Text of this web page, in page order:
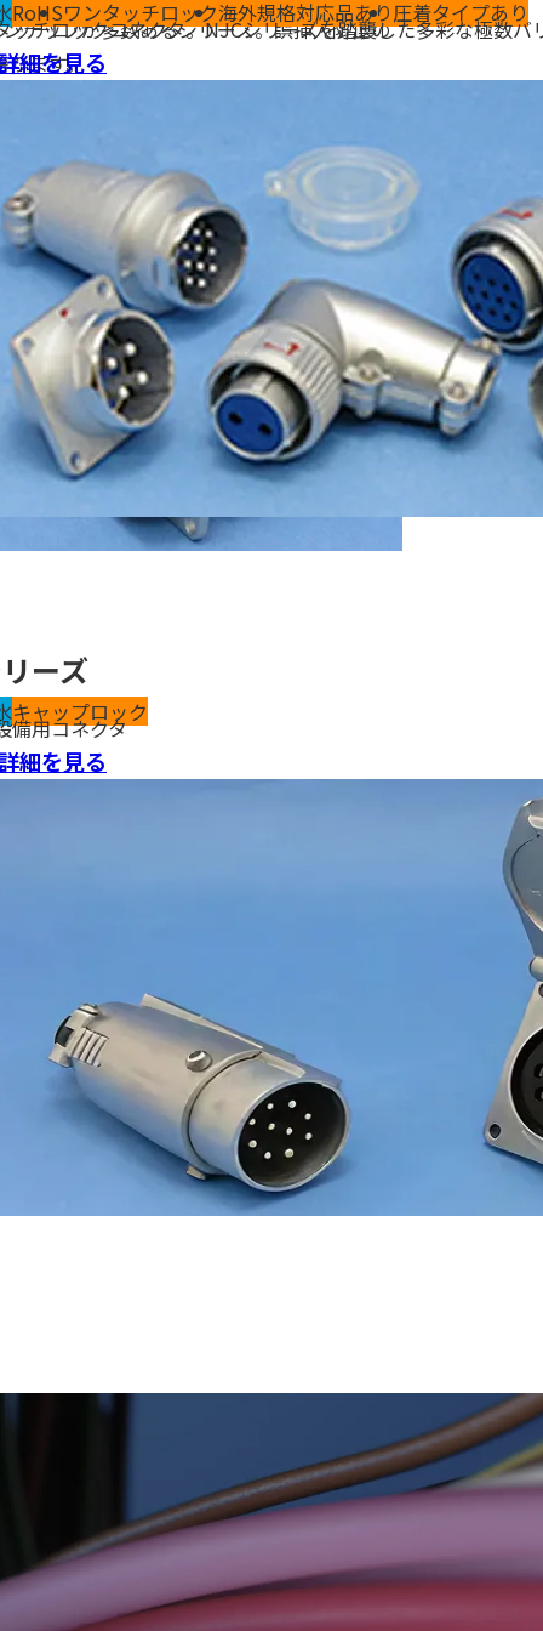
イプあり
ナップが多数あるシリーズ。誤挿入防止の
ります。
RoHSワンタッチロック海外規格対応品あり圧着タイプあり
ッチロックコネクタ。​NJCシリーズを踏襲した多彩な極数バ
細を見る
ーズ
キャップロック
備用コネクタ
細を見る